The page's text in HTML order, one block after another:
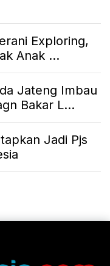
Exploring,
Anak ...
Jateng Imbau
Bakar L...
Jadi Pjs